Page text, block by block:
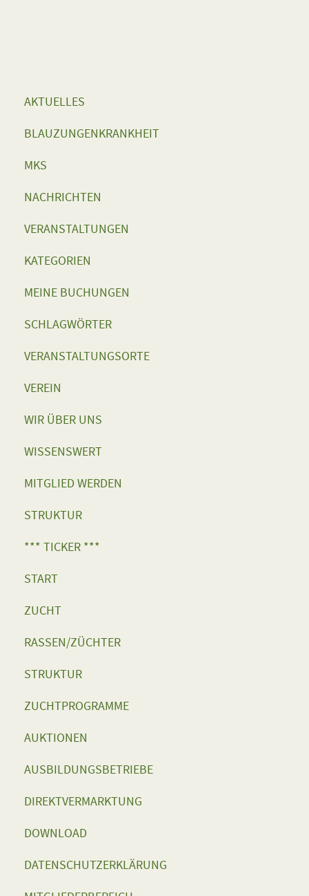
AKTUELLES
BLAUZUNGENKRANKHEIT
MKS
NACHRICHTEN
VERANSTALTUNGEN
KATEGORIEN
MEINE BUCHUNGEN
SCHLAGWÖRTER
VERANSTALTUNGSORTE
VEREIN
WIR ÜBER UNS
WISSENSWERT
MITGLIED WERDEN
STRUKTUR
*** TICKER ***
START
ZUCHT
RASSEN/ZÜCHTER
STRUKTUR
ZUCHTPROGRAMME
AUKTIONEN
AUSBILDUNGSBETRIEBE
DIREKTVERMARKTUNG
DOWNLOAD
DATENSCHUTZERKLÄRUNG